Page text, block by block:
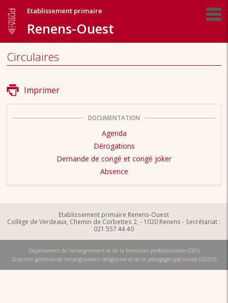
Etablissement primaire
Renens-Ouest
Circulaires
Imprimer
DOCUMENTATION
Agenda
Dérogations
Demande de congé et congé joker
Absence
Etablissement primaire Renens-Ouest
Collège de Verdeaux, Chemin de Corbettes 2, - 1020 Renens - Secrétariat :
021 557 44 40
Département de l'enseignement et de la formation professionnelle (DEF)
Direction générale de l'enseignement obligatoire et de la pédagogie spécialisée (DGEO)